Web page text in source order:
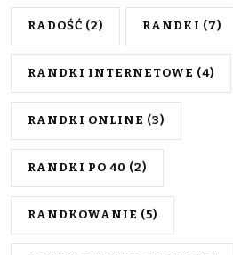
RADOŚĆ (2) RANDKI (7)
RANDKI INTERNETOWE (4)
RANDKI ONLINE (3)
RANDKI PO 40 (2)
RANDKOWANIE (5)